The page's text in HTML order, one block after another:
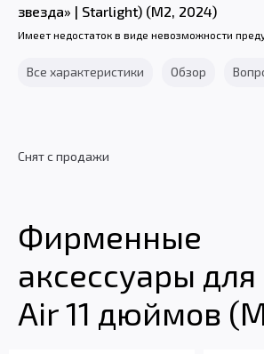
звезда» | Starlight) (M2, 2024)
Имеет недостаток в виде невозможности
Все характеристики Обзор
Снят с продажи
Фирменные
аксессуары для
Air 11 дюймов